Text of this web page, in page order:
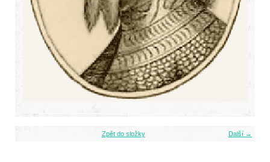
Další →
Zpět do složky